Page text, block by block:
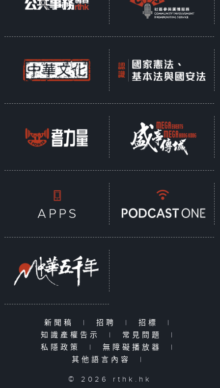
新聞稿 | 招聘 | 招標
|
知識產權告示
| 常見問題
|
私隱政策
| 無障礙播放器
|
其他語言內容
|
© 2026 rthk.hk